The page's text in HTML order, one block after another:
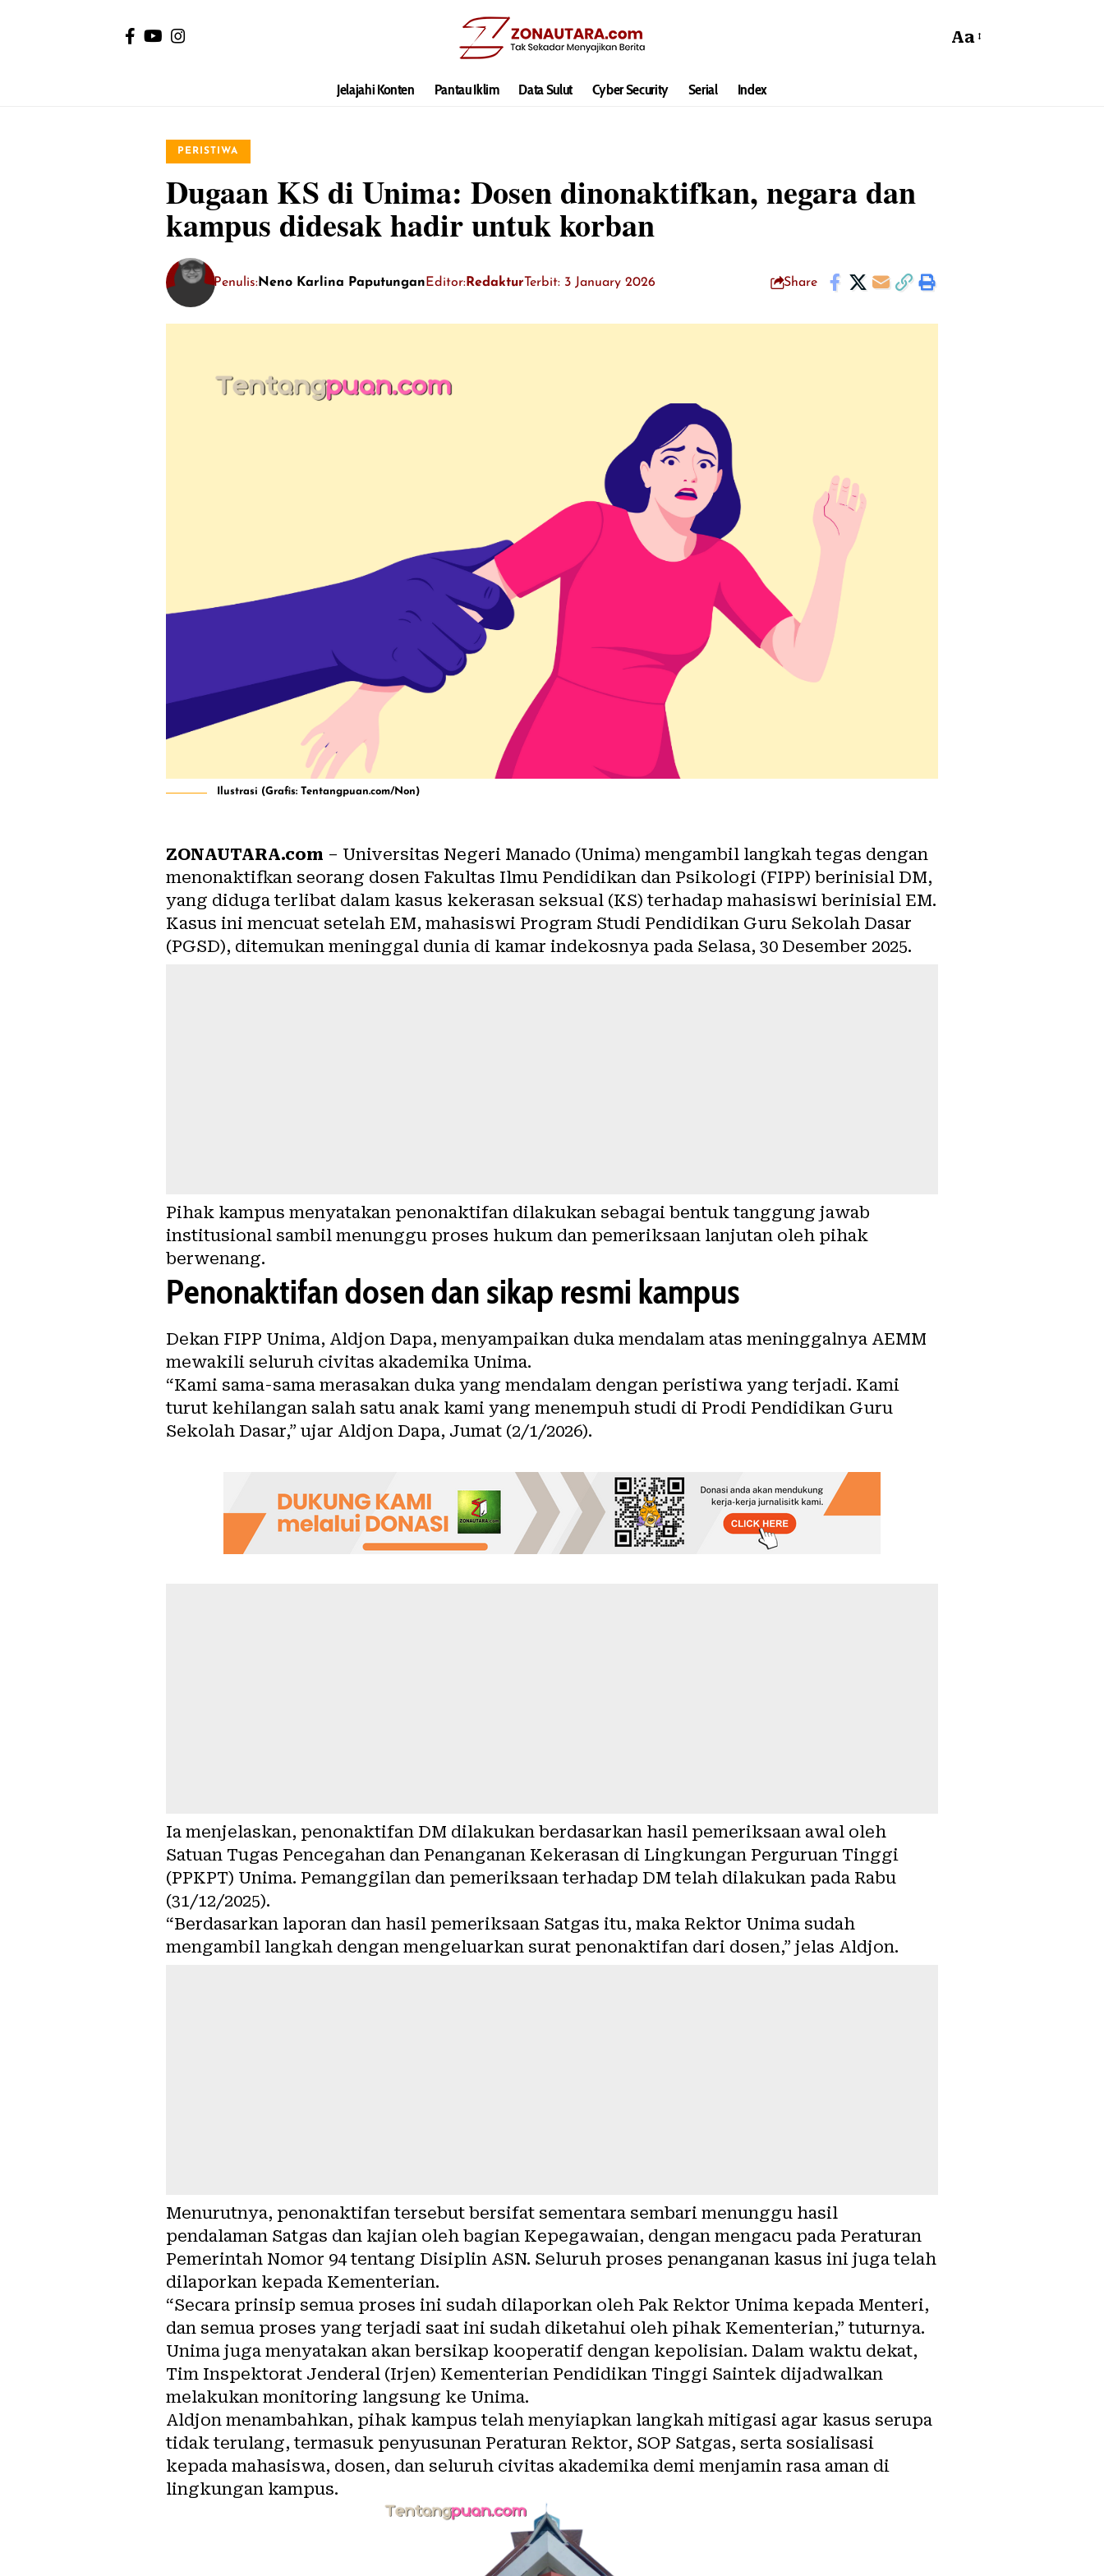
Aa
Jelajahi Konten Pantau Iklim Data Sulut Cyber Security Serial Index
PERISTIWA
Dugaan KS di Unima: Dosen dinonaktifkan, negara dan
kampus didesak hadir untuk korban
Penulis:Neno Karlina Paputungan Editor:Redaktur Terbit: 3 January 2026 Share
Ilustrasi (Grafis: Tentangpuan.com/Non)
ZONAUTARA.com – Universitas Negeri Manado (Unima) mengambil langkah tegas dengan
menonaktifkan seorang dosen Fakultas Ilmu Pendidikan dan Psikologi (FIPP) berinisial DM,
yang diduga terlibat dalam kasus kekerasan seksual (KS) terhadap mahasiswi berinisial EM.
Kasus ini mencuat setelah EM, mahasiswi Program Studi Pendidikan Guru Sekolah Dasar
(PGSD), ditemukan meninggal dunia di kamar indekosnya pada Selasa, 30 Desember 2025.
Pihak kampus menyatakan penonaktifan dilakukan sebagai bentuk tanggung jawab
institusional sambil menunggu proses hukum dan pemeriksaan lanjutan oleh pihak
berwenang.
Penonaktifan dosen dan sikap resmi kampus
Dekan FIPP Unima, Aldjon Dapa, menyampaikan duka mendalam atas meninggalnya AEMM
mewakili seluruh civitas akademika Unima.
“Kami sama-sama merasakan duka yang mendalam dengan peristiwa yang terjadi. Kami
turut kehilangan salah satu anak kami yang menempuh studi di Prodi Pendidikan Guru
Sekolah Dasar,” ujar Aldjon Dapa, Jumat (2/1/2026).
Ia menjelaskan, penonaktifan DM dilakukan berdasarkan hasil pemeriksaan awal oleh
Satuan Tugas Pencegahan dan Penanganan Kekerasan di Lingkungan Perguruan Tinggi
(PPKPT) Unima. Pemanggilan dan pemeriksaan terhadap DM telah dilakukan pada Rabu
(31/12/2025).
“Berdasarkan laporan dan hasil pemeriksaan Satgas itu, maka Rektor Unima sudah
mengambil langkah dengan mengeluarkan surat penonaktifan dari dosen,” jelas Aldjon.
Menurutnya, penonaktifan tersebut bersifat sementara sembari menunggu hasil
pendalaman Satgas dan kajian oleh bagian Kepegawaian, dengan mengacu pada Peraturan
Pemerintah Nomor 94 tentang Disiplin ASN. Seluruh proses penanganan kasus ini juga telah
dilaporkan kepada Kementerian.
“Secara prinsip semua proses ini sudah dilaporkan oleh Pak Rektor Unima kepada Menteri,
dan semua proses yang terjadi saat ini sudah diketahui oleh pihak Kementerian,” tuturnya.
Unima juga menyatakan akan bersikap kooperatif dengan kepolisian. Dalam waktu dekat,
Tim Inspektorat Jenderal (Irjen) Kementerian Pendidikan Tinggi Saintek dijadwalkan
melakukan monitoring langsung ke Unima.
Aldjon menambahkan, pihak kampus telah menyiapkan langkah mitigasi agar kasus serupa
tidak terulang, termasuk penyusunan Peraturan Rektor, SOP Satgas, serta sosialisasi
kepada mahasiswa, dosen, dan seluruh civitas akademika demi menjamin rasa aman di
lingkungan kampus.